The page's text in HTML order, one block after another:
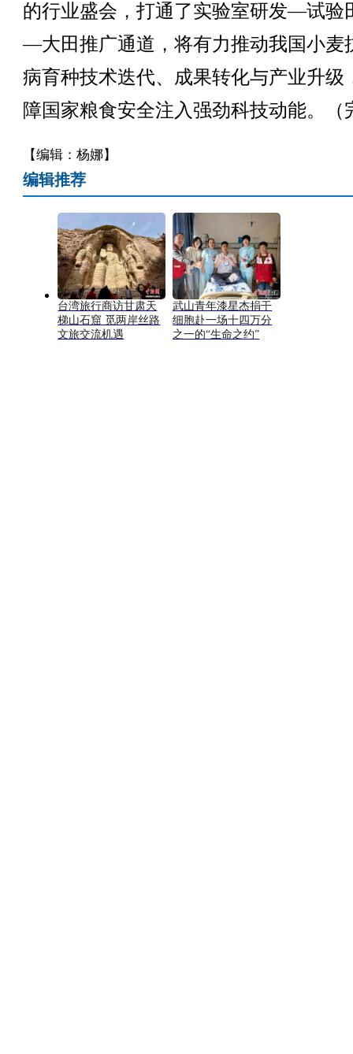
的行业盛会，打通了实验室研发—试验
—大田推广通道，将有力推动我国小麦
病育种技术迭代、成果转化与产业升级
障国家粮食安全注入强劲科技动能。（
【编辑：杨娜】
编辑推荐
台湾旅行商访甘肃天
梯山石窟 觅两岸丝路
文旅交流机遇
武山青年漆星杰捐干
细胞赴一场十四万分
之一的“生命之约”